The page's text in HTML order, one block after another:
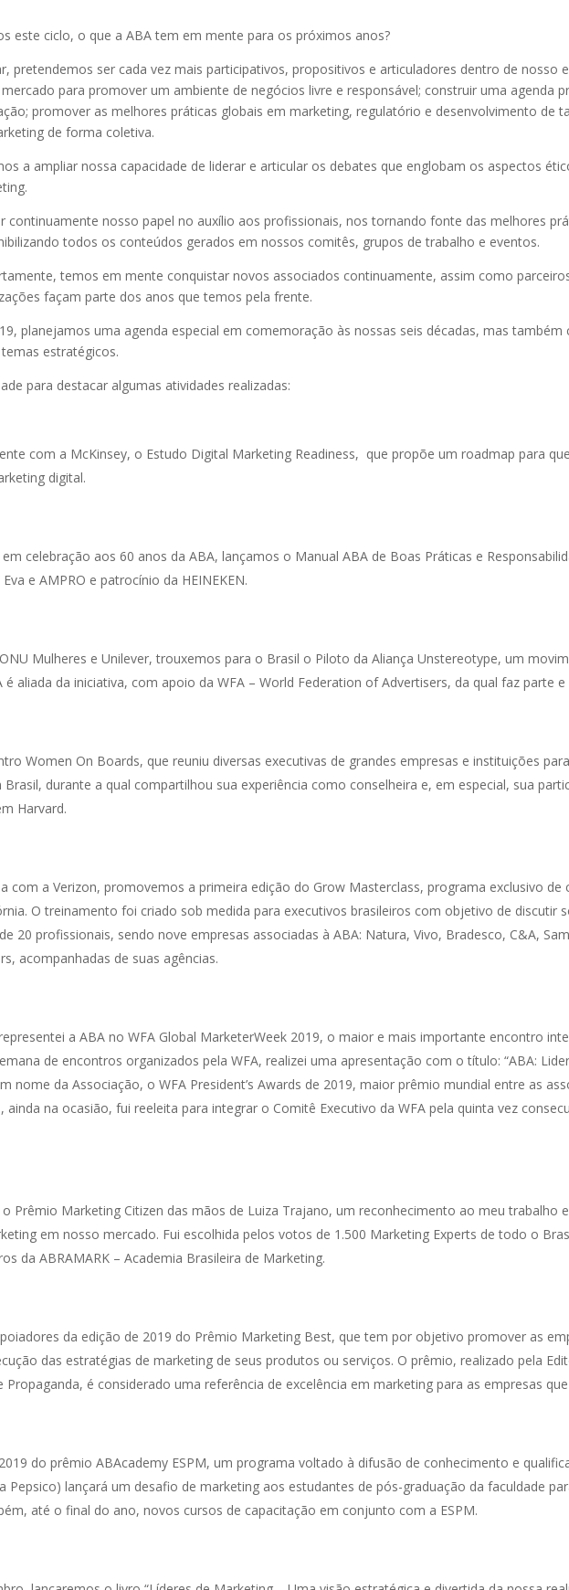
este ciclo, o que a ABA tem em mente para os próximos anos?
pretendemos ser cada vez mais participativos, propositivos e articuladores dentro de nosso
para promover um ambiente de negócios livre e responsável; construir uma agenda
promover as melhores práticas globais em marketing, regulatório e desenvolvimento de
de forma coletiva.
a ampliar nossa capacidade de liderar e articular os debates que englobam os aspectos
continuamente nosso papel no auxílio aos profissionais, nos tornando fonte das melhores
todos os conteúdos gerados em nossos comitês, grupos de trabalho e eventos.
temos em mente conquistar novos associados continuamente, assim como
façam parte dos anos que temos pela frente.
planejamos uma agenda especial em comemoração às nossas seis décadas, mas
estratégicos.
para destacar algumas atividades realizadas:
com a McKinsey, o Estudo Digital Marketing Readiness, que propõe um roadmap para
digital.
celebração aos 60 anos da ABA, lançamos o Manual ABA de Boas Práticas e
e AMPRO e patrocínio da HEINEKEN.
Mulheres e Unilever, trouxemos para o Brasil o Piloto da Aliança Unstereotype, um
é aliada da iniciativa, com apoio da WFA – World Federation of Advertisers, da qual faz parte
Women On Boards, que reuniu diversas executivas de grandes empresas e instituições
Brasil, durante a qual compartilhou sua experiência como conselheira e, em especial, sua
Harvard.
com a Verizon, promovemos a primeira edição do Grow Masterclass, programa exclusivo de
O treinamento foi criado sob medida para executivos brasileiros com objetivo de discutir
20 profissionais, sendo nove empresas associadas à ABA: Natura, Vivo, Bradesco, C&A,
acompanhadas de suas agências.
a ABA no WFA Global MarketerWeek 2019, o maior e mais importante encontro
de encontros organizados pela WFA, realizei uma apresentação com o título: “ABA:
nome da Associação, o WFA President’s Awards de 2019, maior prêmio mundial entre as
ainda na ocasião, fui reeleita para integrar o Comitê Executivo da WFA pela quinta vez
Prêmio Marketing Citizen das mãos de Luiza Trajano, um reconhecimento ao meu trabalho
em nosso mercado. Fui escolhida pelos votos de 1.500 Marketing Experts de todo o
da ABRAMARK – Academia Brasileira de Marketing.
da edição de 2019 do Prêmio Marketing Best, que tem por objetivo promover as
das estratégias de marketing de seus produtos ou serviços. O prêmio, realizado pela
Propaganda, é considerado uma referência de excelência em marketing para as empresas
do prêmio ABAcademy ESPM, um programa voltado à difusão de conhecimento e
Pepsico) lançará um desafio de marketing aos estudantes de pós-graduação da faculdade
até o final do ano, novos cursos de capacitação em conjunto com a ESPM.